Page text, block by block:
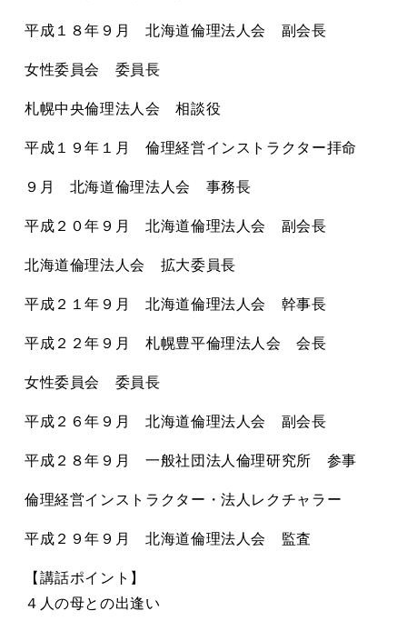
平成１８年９月 北海道倫理法人会 副会長
女性委員会 委員長
札幌中央倫理法人会 相談役
平成１９年１月 倫理経営インストラクター拝命
９月 北海道倫理法人会 事務長
平成２０年９月 北海道倫理法人会 副会長
北海道倫理法人会 拡大委員長
平成２１年９月 北海道倫理法人会 幹事長
平成２２年９月 札幌豊平倫理法人会 会長
女性委員会 委員長
平成２６年９月 北海道倫理法人会 副会長
平成２８年９月 一般社団法人倫理研究所 参事
倫理経営インストラクター・法人レクチャラー
平成２９年９月 北海道倫理法人会 監査
【講話ポイント】
４人の母との出逢い